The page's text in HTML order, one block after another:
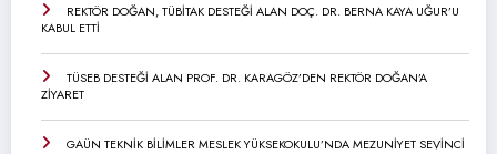
REKTÖR DOĞAN, TÜBİTAK DESTEĞİ ALAN DOÇ. DR. BERNA KAYA UĞUR’U
KABUL ETTİ
TÜSEB DESTEĞİ ALAN PROF. DR. KARAGÖZ’DEN REKTÖR DOĞAN’A
ZİYARET
GAÜN TEKNİK BİLİMLER MESLEK YÜKSEKOKULU’NDA MEZUNİYET SEVİNCİ